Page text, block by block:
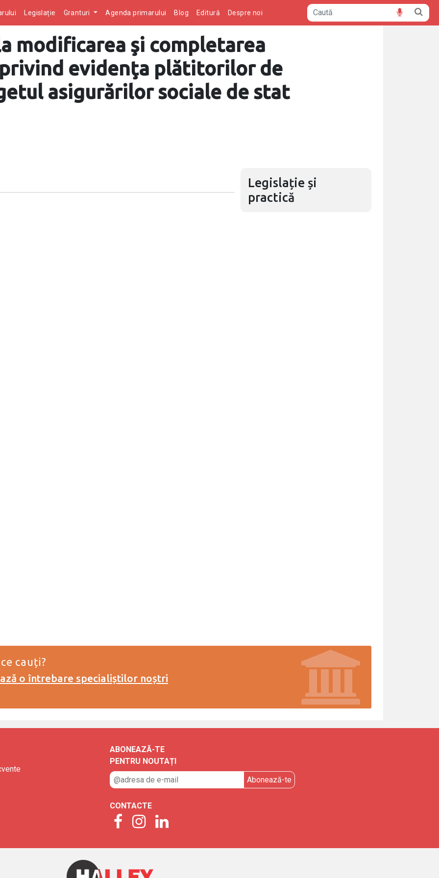
Legislație Granturi Agenda primarului Blog Editură Despre noi
modificarea şi completarea
evidenţa plătitorilor de
asigurărilor sociale de stat
Legislație și
practică
cauți?
o întrebare specialiștilor noștri
ABONEAZĂ-TE
PENTRU NOUTAȚI
CONTACTE